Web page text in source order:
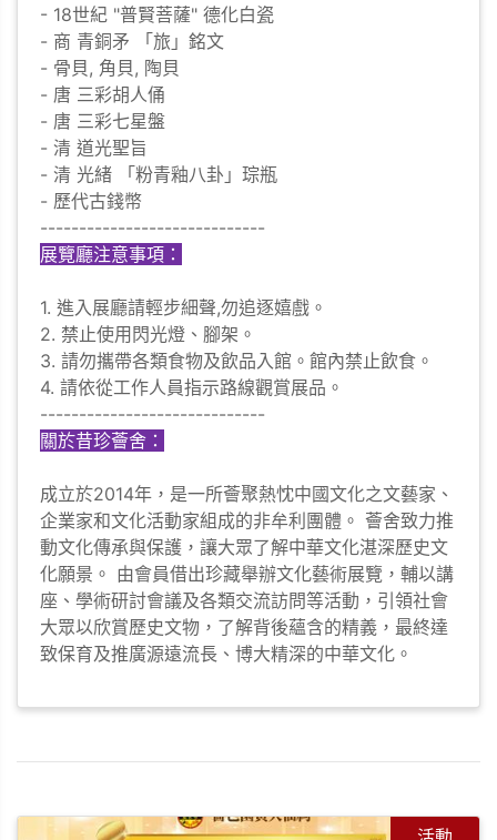
- 18世紀 "普賢菩薩" 德化白瓷
- 商 青銅矛 「旅」銘文
- 骨貝, 角貝, 陶貝
- 唐 三彩胡人俑
- 唐 三彩七星盤
- 清 道光聖旨
- 清 光緒 「粉青釉八卦」琮瓶
- 歷代古錢幣
-----------------------------
展覽廳注意事項：
1. 進入展廳請輕步細聲,勿追逐嬉戲。
2. 禁止使用閃光燈、腳架。
3. 請勿攜帶各類食物及飲品入館。館內禁止飲食。
4. 請依從工作人員指示路線觀賞展品。
-----------------------------
關於昔珍薈舍：
成立於2014年，是一所薈聚熱忱中國文化之文藝家、
企業家和文化活動家組成的非牟利團體。 薈舍致力推
動文化傳承與保護，讓大眾了解中華文化湛深歷史文
化願景。 由會員借出珍藏舉辦文化藝術展覽，輔以講
座、學術研討會議及各類交流訪問等活動，引領社會
大眾以欣賞歷史文物，了解背後蘊含的精義，最終達
致保育及推廣源遠流長、博大精深的中華文化。